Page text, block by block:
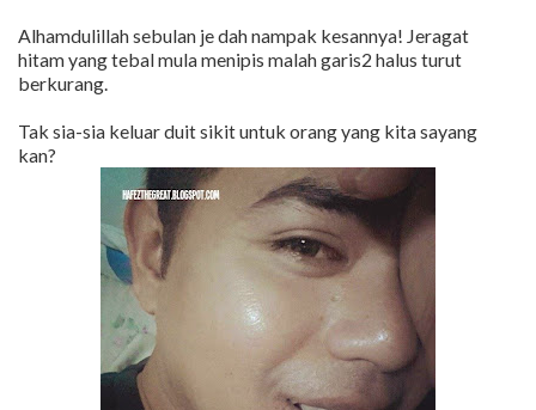
Alhamdulillah sebulan je dah nampak kesannya! Jeragat
hitam yang tebal mula menipis malah garis2 halus turut
berkurang.
Tak sia-sia keluar duit sikit untuk orang yang kita sayang
kan?